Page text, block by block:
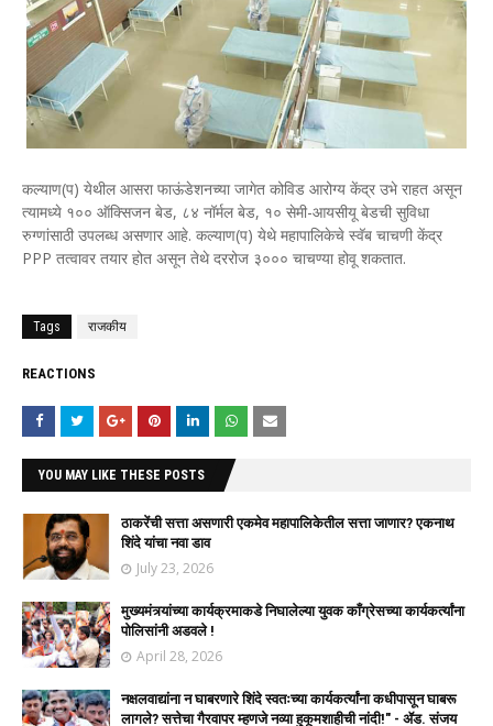
कल्याण(प) येथील आसरा फाऊंडेशनच्या जागेत कोविड आरोग्य केंद्र उभे राहत असून
त्यामध्ये १०० ऑक्सिजन बेड, ८४ नॉर्मल बेड, १० सेमी-आयसीयू बेडची सुविधा
रुग्णांसाठी उपलब्ध असणार आहे. कल्याण(प) येथे महापालिकेचे स्वॅब चाचणी केंद्र
PPP तत्वावर तयार होत असून तेथे दररोज ३००० चाचण्या होवू शकतात.
Tags राजकीय
REACTIONS
YOU MAY LIKE THESE POSTS
ठाकरेंची सत्ता असणारी एकमेव महापालिकेतील सत्ता जाणार? एकनाथ
शिंदे यांचा नवा डाव
July 23, 2026
मुख्यमंत्र्यांच्या कार्यक्रमाकडे निघालेल्या युवक काँग्रेसच्या कार्यकर्त्यांना
पोलिसांनी अडवले !
April 28, 2026
नक्षलवाद्यांना न घाबरणारे शिंदे स्वतःच्या कार्यकर्त्यांना कधीपासून घाबरू
लागले? सत्तेचा गैरवापर म्हणजे नव्या हुकूमशाहीची नांदी!" - ॲड. संजय